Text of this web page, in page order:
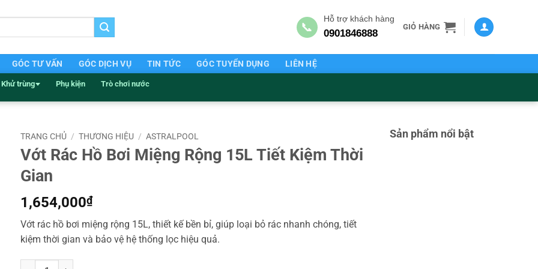
📞
Hỗ trợ khách hàng
0901846888
GIỎ HÀNG
GÓC TƯ VẤN GÓC DỊCH VỤ TIN TỨC GÓC TUYỂN DỤNG LIÊN HỆ
Khử trùng Phụ kiện Trò chơi nước
TRANG CHỦ / THƯƠNG HIỆU / ASTRALPOOL
Vớt Rác Hồ Bơi Miệng Rộng 15L Tiết Kiệm Thời
Gian
1,654,000₫
Vớt rác hồ bơi miệng rộng 15L, thiết kế bền bỉ, giúp loại bỏ rác nhanh chóng, tiết
kiệm thời gian và bảo vệ hệ thống lọc hiệu quả.
Vớt Rác Hồ Bơi Miệng Rộng 15L Tiết Kiệm Thời Gian số lượng
Sản phẩm nổi bật